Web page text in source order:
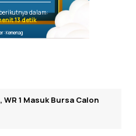
dalam:
12 detik
Kemenag
WR 1 Masuk Bursa Calon